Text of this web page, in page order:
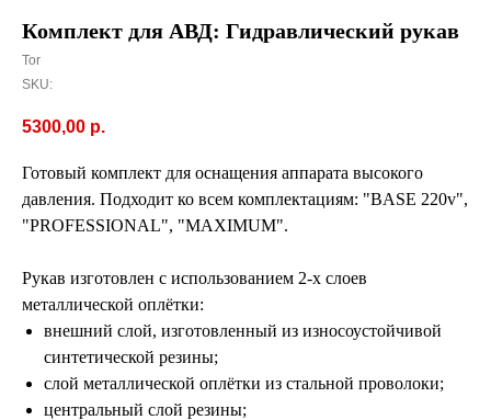
Комплект для АВД: Гидравлический рукав
Tor
SKU:
5300,00 р.
Готовый комплект для оснащения аппарата высокого
давления. Подходит ко всем комплектациям: "BASE 220v",
"PROFESSIONAL", "MAXIMUM".
Рукав изготовлен с использованием 2-х слоев
металлической оплётки:
внешний слой, изготовленный из износоустойчивой
синтетической резины;
слой металлической оплётки из стальной проволоки;
центральный слой резины;